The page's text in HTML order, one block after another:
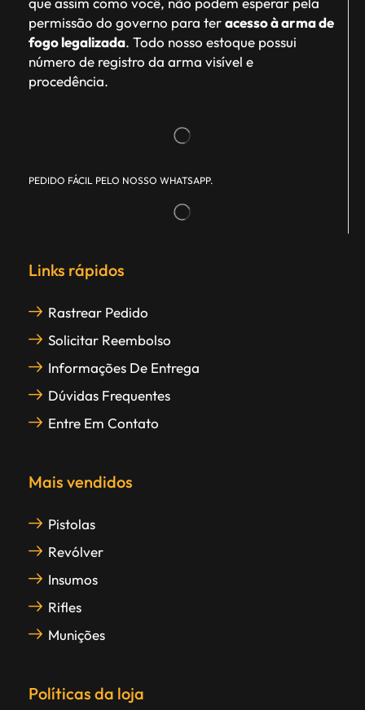
permissão do governo para teracesso à arma de
fogo legalizada. Todo nosso estoque possui
número de registro da arma visível e
procedência.
PEDIDO FÁCIL PELO NOSSO WHATSAPP.
Links rápidos
Rastrear Pedido
Solicitar Reembolso
Informações De Entrega
Dúvidas Frequentes
Entre Em Contato
Mais vendidos
Pistolas
Revólver
Insumos
Rifles
Munições
Políticas da loja